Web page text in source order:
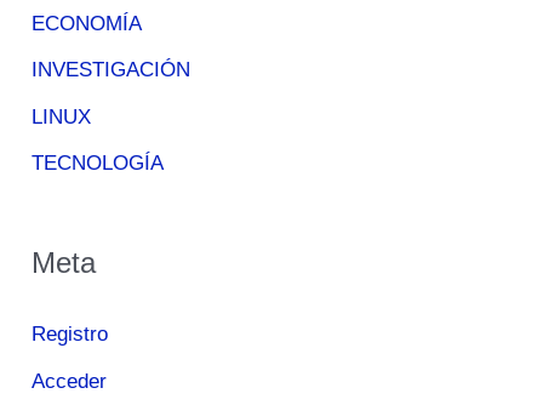
ECONOMÍA
INVESTIGACIÓN
LINUX
TECNOLOGÍA
Meta
Registro
Acceder